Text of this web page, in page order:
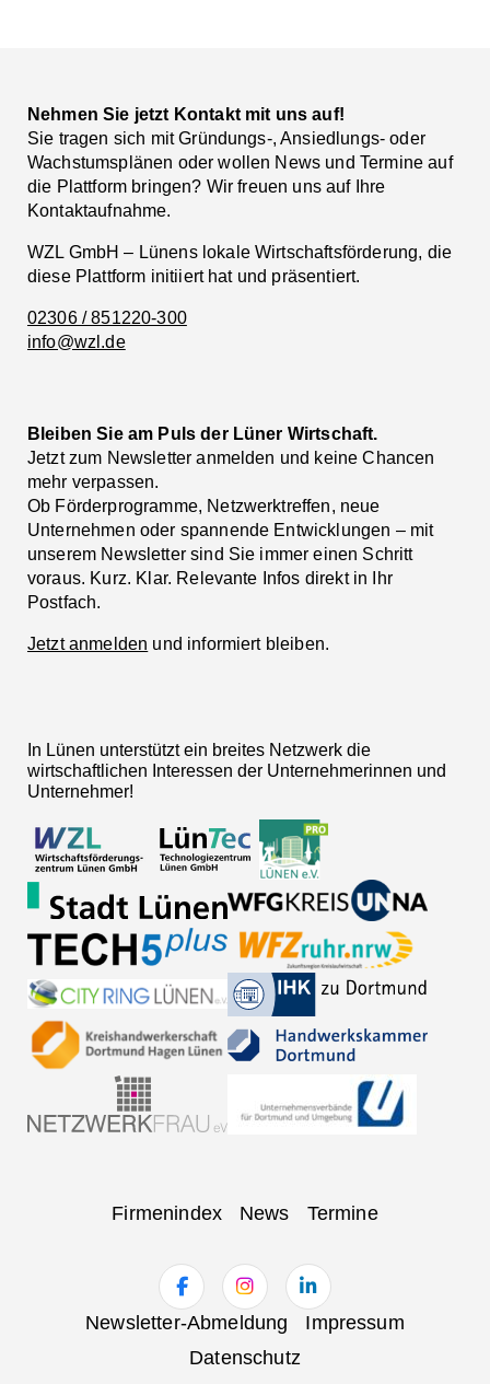
Nehmen Sie jetzt Kontakt mit uns auf!
Sie tragen sich mit Gründungs-, Ansiedlungs- oder
Wachstumsplänen oder wollen News und Termine auf
die Plattform bringen? Wir freuen uns auf Ihre
Kontaktaufnahme.
WZL GmbH – Lünens lokale Wirtschaftsförderung, die
diese Plattform initiiert hat und präsentiert.
02306 / 851220-300
info@wzl.de
Bleiben Sie am Puls der Lüner Wirtschaft.
Jetzt zum Newsletter anmelden und keine Chancen
mehr verpassen.
Ob Förderprogramme, Netzwerktreffen, neue
Unternehmen oder spannende Entwicklungen – mit
unserem Newsletter sind Sie immer einen Schritt
voraus. Kurz. Klar. Relevante Infos direkt in Ihr
Postfach.
Jetzt anmelden und informiert bleiben.
In Lünen unterstützt ein breites Netzwerk die
wirtschaftlichen Interessen der Unternehmerinnen und
Unternehmer!
Firmenindex News Termine
NavigationNewsletter-Abmeldung
Impressum
Datenschutz